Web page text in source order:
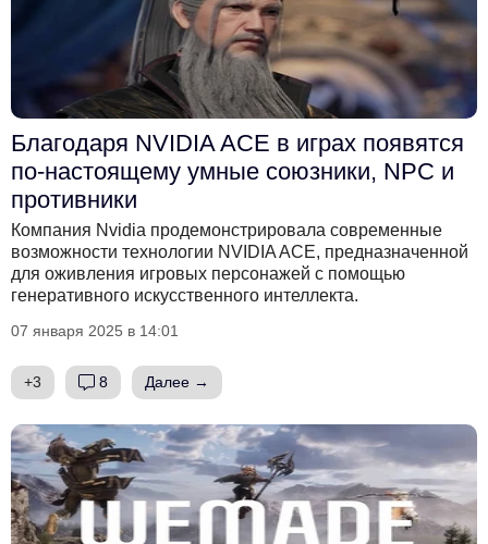
Благодаря NVIDIA ACE в играх появятся
по-настоящему умные союзники, NPC и
противники
Компания Nvidia продемонстрировала современные
возможности технологии NVIDIA ACE, предназначенной
для оживления игровых персонажей с помощью
генеративного искусственного интеллекта.
07 января 2025 в 14:01
+3 8 Далее →